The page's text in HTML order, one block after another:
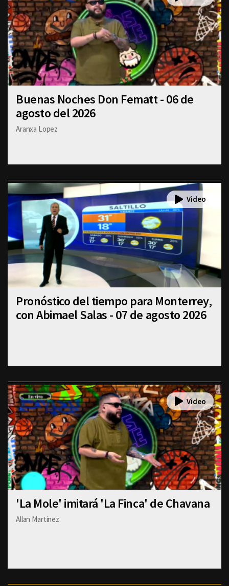
Buenas Noches Don Fematt - 06 de
agosto del 2026
Aranxa Lopez
Pronóstico del tiempo para Monterrey,
con Abimael Salas - 07 de agosto 2026
'La Mole' imitará 'La Finca' de Chavana
Allan Martinez